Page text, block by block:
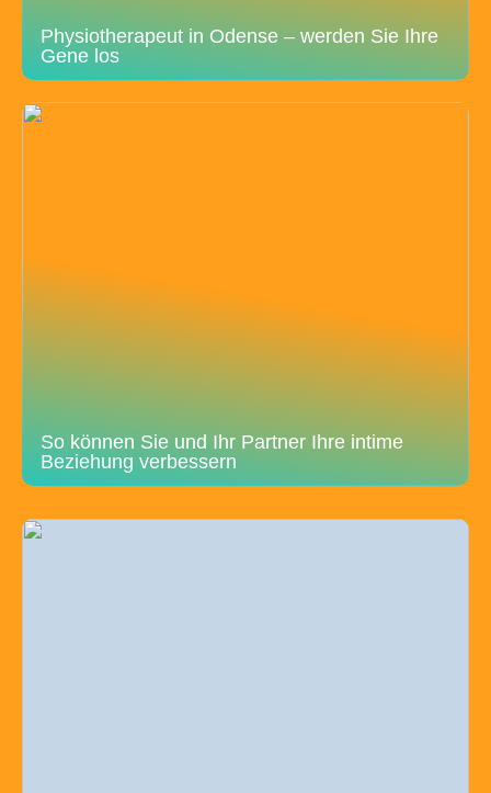
Physiotherapeut in Odense – werden Sie Ihre
Gene los
So können Sie und Ihr Partner Ihre intime
Beziehung verbessern